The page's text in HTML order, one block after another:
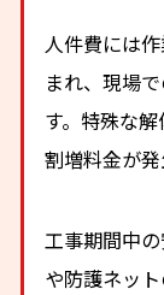
人件費には
まれ、現場
す。特殊な
割増料金が発
工事期間中
や防護ネッ